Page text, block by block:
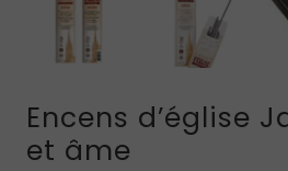
Encens d’église
et âme